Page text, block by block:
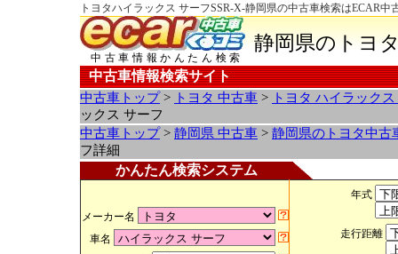
トヨタハイラックス サーフSSR-X-静岡県の中古車検索はECAR中
中古車情報かんたん検索
静岡県のトヨ
中古車情報検索サイト
中古車トップ> トヨタ 中古車 >
トヨタ ハイラック
ックス サーフ
中古車トップ> 静岡県 中古車 > 静岡県のトヨタ中古
フ詳細
かんたん検索システム
メーカー名
車名
年式
走行距離